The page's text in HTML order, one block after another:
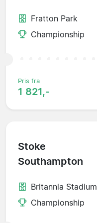
Fratton Park
Championship
Pris fra
1 821,-
Stoke
Southampton
Britannia Stadium
Championship